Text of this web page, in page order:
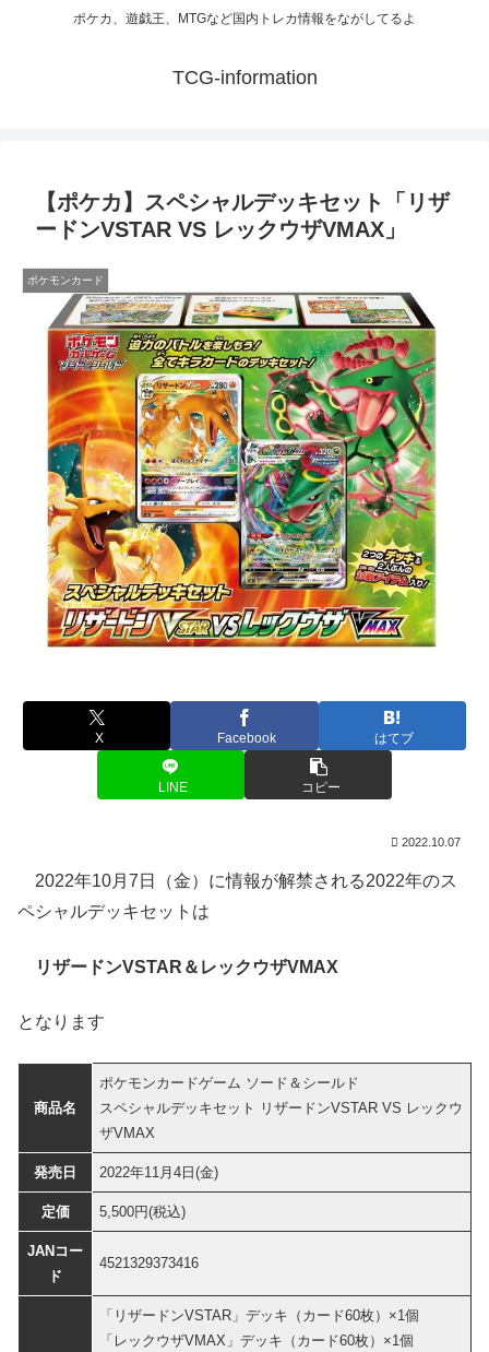
ポケカ、遊戯王、MTGなど国内トレカ情報をながしてるよ
TCG-information
【ポケカ】スペシャルデッキセット「リザ
ードンVSTAR VS レックウザVMAX」
ポケモンカード
X Facebook はてブ
LINE コピー
2022.10.07
2022年10月7日（金）に情報が解禁される2022年のス
ペシャルデッキセットは
リザードンVSTAR＆レックウザVMAX
となります
商品名
ポケモンカードゲーム ソード＆シールド
スペシャルデッキセット リザードンVSTAR VS レックウ
ザVMAX
発売日 2022年11月4日(金)
定価 5,500円(税込)
JANコー
ド
4521329373416
「リザードンVSTAR」デッキ（カード60枚）×1個
「レックウザVMAX」デッキ（カード60枚）×1個